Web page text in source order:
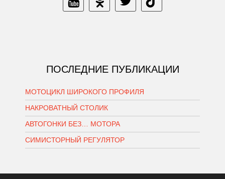
ПОСЛЕДНИЕ ПУБЛИКАЦИИ
МОТОЦИКЛ ШИРОКОГО ПРОФИЛЯ
НАКРОВАТНЫЙ СТОЛИК
АВТОГОНКИ БЕЗ… МОТОРА
СИМИСТОРНЫЙ РЕГУЛЯТОР